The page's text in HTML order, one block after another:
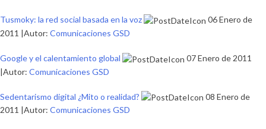
Tusmoky: la red social basada en la voz
06 Enero de
2011 |Autor: Comunicaciones GSD
Google y el calentamiento global
07 Enero de 2011
|Autor: Comunicaciones GSD
Sedentarismo digital ¿Mito o realidad?
08 Enero de
2011 |Autor: Comunicaciones GSD